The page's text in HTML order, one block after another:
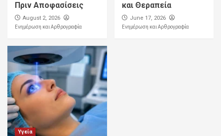
Πριν Αποφασίσεις
August 2, 2026
Ενημέρωση και Αρθρογραφία
και Θεραπεία
June 17, 2026
Ενημέρωση και Αρθρογραφία
Υγεία